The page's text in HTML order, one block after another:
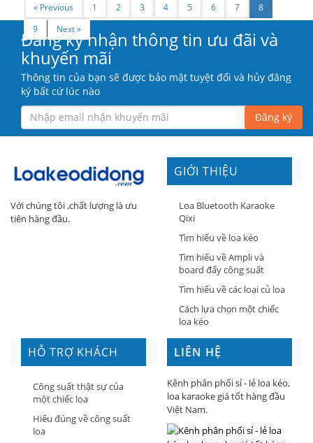
« Previous 1 2 3 4 5 6 7
8
9
Next »
Đăng ký nhận thông tin ưu đãi và
khuyến mãi
Thông tin của bạn sẽ được bảo mật tuyệt đối và hủy đăng
ký bất cứ lúc nào
Đăng ký
Với chúng tôi ,chất lượng là ưu
tiên hàng đầu.
GIỚI THIỆU
Loa Bluetooth Karaoke
Qixi
Tìm hiểu về loa kéo
Tìm hiểu về Ampli và
board đẩy công suất
Tìm hiểu về các loại củ loa
Cách lựa chọn một chiếc
loa kéo
HỖ TRỢ KHÁCH
HÀNG
Công suất thật sự của
một chiếc loa
Hiểu đúng về công suất
loa
LIÊN HỆ
Kênh phân phối sỉ - lẻ loa kéo,
loa karaoke giá tốt hàng đầu
Việt Nam.